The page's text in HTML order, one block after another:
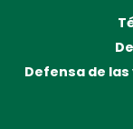
Defensa de